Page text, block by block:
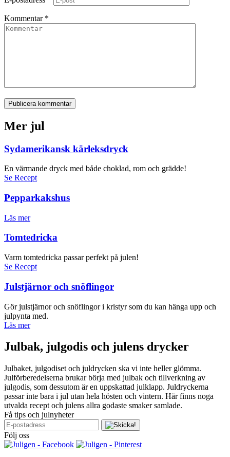
Kommentar *
Publicera kommentar
Mer jul
Sydamerikansk kärleksdryck
En värmande dryck med både choklad, rom och grädde!
Se Recept
Pepparkakshus
Läs mer
Tomtedricka
Varm tomtedricka passar perfekt på julen!
Se Recept
Julstjärnor och snöflingor
Gör julstjärnor och snöflingor i kristyr som du kan hänga upp och
julpynta med.
Läs mer
Julbak, julgodis och julens drycker
Julbaket, julgodiset och juldrycken ska vi inte heller glömma.
Julförberedelserna brukar börja med julbak och tillverkning av
julgodis, som dessutom är en uppskattad julklapp. Juldryckerna
passar inte bara i jul utan hela hösten och vintern. Här finns noga
utvalda recept och julens allra godaste smaker samlade.
Få tips och julnyheter
Följ oss